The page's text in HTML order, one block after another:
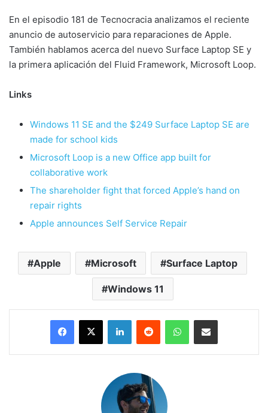
En el episodio 181 de Tecnocracia analizamos el reciente
anuncio de autoservicio para reparaciones de Apple.
También hablamos acerca del nuevo Surface Laptop SE y
la primera aplicación del Fluid Framework, Microsoft Loop.
Links
Windows 11 SE and the $249 Surface Laptop SE are
made for school kids
Microsoft Loop is a new Office app built for
collaborative work
The shareholder fight that forced Apple’s hand on
repair rights
Apple announces Self Service Repair
Apple Microsoft Surface Laptop
Windows 11
LinkedInReddit WhatsAppCompartir por correo electrónico